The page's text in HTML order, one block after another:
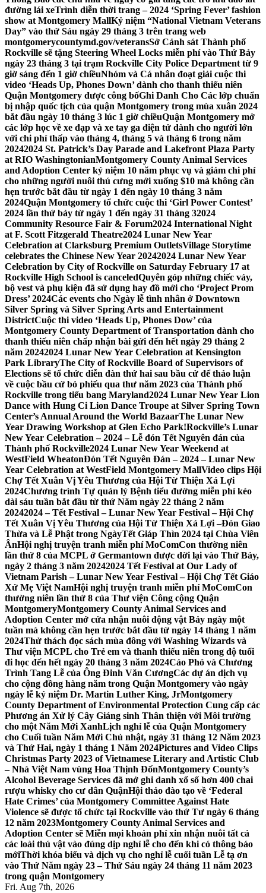
đường lái xeTrình diễn thời trang – 2024 ‘Spring Fever’ fashion
show at Montgomery MallKỷ niệm “National Vietnam Veterans
Day” vào thứ Sáu ngày 29 tháng 3 trên trang web
montgomerycountymd.gov/veteransSở Cảnh sát Thành phố
Rockville sẽ tặng Steering Wheel Locks miễn phí vào Thứ Bảy
ngày 23 tháng 3 tại trạm Rockville City Police Department từ 9
giờ sáng đến 1 giờ chiềuNhóm và Cá nhân đoạt giải cuộc thi
video ‘Heads Up, Phones Down’ dành cho thanh thiếu niên
Quận Montgomery được công bốGhi Danh Cho Các lớp chuẩn
bị nhập quốc tịch của quận Montgomery trong mùa xuân 2024
bắt đầu ngày 10 tháng 3 lúc 1 giờ chiềuQuận Montgomery mở
các lớp học về xe đạp và xe tay ga điện tử dành cho người lớn
với chi phí thấp vào tháng 4, tháng 5 và tháng 6 trong năm
20242024 St. Patrick’s Day Parade and Lakefront Plaza Party
at RIO WashingtonianMontgomery County Animal Services
and Adoption Center kỷ niệm 10 năm phục vụ và giảm chi phí
cho những người nuôi thú cưng mới xuống $10 mà không cần
hẹn trước bắt đầu từ ngày 1 đến ngày 10 tháng 3 năm
2024Quận Montgomery tổ chức cuộc thi ‘Girl Power Contest’
2024 lần thứ bảy từ ngày 1 đến ngày 31 tháng 32024
Community Resource Fair & Forum2024 International Night
at F. Scott Fitzgerald Theatre2024 Lunar New Year
Celebration at Clarksburg Premium OutletsVillage Storytime
celebrates the Chinese New Year 20242024 Lunar New Year
Celebration by City of Rockville on Saturday February 17 at
Rockville High School is canceledQuyên góp những chiếc váy,
bộ vest và phụ kiện đã sử dụng hay đồ mới cho ‘Project Prom
Dress’ 2024Các events cho Ngày lễ tình nhân ở Downtown
Silver Spring và Silver Spring Arts and Entertainment
DistrictCuộc thi video ‘Heads Up, Phones Dow’ của
Montgomery County Department of Transportation dành cho
thanh thiếu niên chấp nhận bài gửi đến hết ngày 29 tháng 2
năm 20242024 Lunar New Year Celebration at Kensington
Park LibraryThe City of Rockville Board of Supervisors of
Elections sẽ tổ chức diễn đàn thứ hai sau bầu cử để thảo luận
về cuộc bầu cử bỏ phiếu qua thư năm 2023 của Thành phố
Rockville trong tiểu bang Maryland2024 Lunar New Year Lion
Dance with Hung Ci Lion Dance Troupe at Silver Spring Town
Center’s Annual Around the World BazaarThe Lunar New
Year Drawing Workshop at Glen Echo Park!Rockville’s Lunar
New Year Celebration – 2024 – Lễ đón Tết Nguyên đán của
Thành phố Rockville2024 Lunar New Year Weekend at
WestField WheatonĐón Tết Nguyên Đán – 2024 – Lunar New
Year Celebration at WestField Montgomery MallVideo clips Hội
Chợ Tết Xuân Vị Yêu Thương của Hội Từ Thiện Xá Lợi
2024Chương trình Tự quản lý Bệnh tiểu đường miễn phí kéo
dài sáu tuần bắt đầu từ thứ Năm ngày 22 tháng 2 năm
20242024 – Tết Festival – Lunar New Year Festival – Hội Chợ
Tết Xuân Vị Yêu Thương của Hội Từ Thiện Xá Lợi –Đón Giao
Thừa và Lễ Phật trong NgàyTết Giáp Thìn 2024 tại Chùa Viên
ÂnHội nghị truyện tranh miễn phí MoComCon thường niên
lần thứ 8 của MCPL ở Germantown được dời lại vào Thứ Bảy,
ngày 2 tháng 3 năm 20242024 Tết Festival at Our Lady of
Vietnam Parish – Lunar New Year Festival – Hội Chợ Tết Giáo
Xứ Mẹ Việt NamHội nghị truyện tranh miễn phí MoComCon
thường niên lần thứ 8 của Thư viện Công cộng Quận
MontgomeryMontgomery County Animal Services and
Adoption Center mở cửa nhận nuôi động vật Bảy ngày một
tuần mà không cần hẹn trước bắt đầu từ ngày 14 tháng 1 năm
2024Thử thách đọc sách mùa đông với Washing Wizards và
Thư viện MCPL cho Trẻ em và thanh thiếu niên trong độ tuổi
đi học đến hết ngày 20 tháng 3 năm 2024Cáo Phó và Chương
Trình Tang Lễ của Ông Đinh Văn CươngCác dự án dịch vụ
cho cộng đồng hàng năm trong Quận Montgomery vào ngày
ngày lễ kỷ niệm Dr. Martin Luther King, JrMontgomery
County Department of Environmental Protection Cung cấp các
Phương án Xử lý Cây Giáng sinh Thân thiện với Môi trường
cho một Năm Mới XanhLịch nghỉ lễ của Quận Montgomery
cho Cuối tuần Năm Mới Chủ nhật, ngày 31 tháng 12 Năm 2023
và Thứ Hai, ngày 1 tháng 1 Năm 2024Pictures and Video Clips
Christmas Party 2023 of Vietnamese Literary and Artistic Club
– Nhà Việt Nam vùng Hoa Thịnh ĐốnMontgomery County’s
Alcohol Beverage Services đã mở ghi danh xổ số hơn 400 chai
rượu whisky cho cư dân QuậnHội thảo đào tạo về ‘Federal
Hate Crimes’ của Montgomery Committee Against Hate
Violence sẽ được tổ chức tại Rockville vào thứ Tư ngày 6 tháng
12 năm 2023Montgomery County Animal Services and
Adoption Center sẽ Miễn mọi khoản phí xin nhận nuôi tất cả
các loài thú vật vào đúng dịp nghỉ lễ cho đến khi có thông báo
mớiThời khóa biểu và dịch vụ cho nghỉ lễ cuối tuần Lễ tạ ơn
vào Thứ Năm ngày 23 – Thứ Sáu ngày 24 tháng 11 năm 2023
trong quận Montgomery
Fri. Aug 7th, 2026